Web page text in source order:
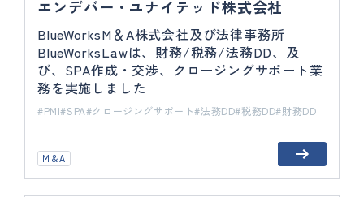
エンデバー・ユナイテッド株式会社
BlueWorksM＆A株式会社及び法律事務所
BlueWorksLawは、財務/税務/法務DD、及
び、SPA作成・交渉、クロージングサポート業
務を実施しました
PMI SPA クロージングサポート 法務DD 税務DD 財務DD
M＆A